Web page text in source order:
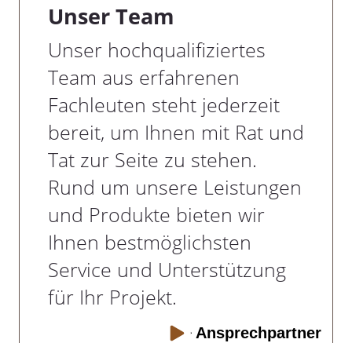
Unser Team
Unser hochqualifiziertes
Team aus erfahrenen
Fachleuten steht jederzeit
bereit, um Ihnen mit Rat und
Tat zur Seite zu stehen.
Rund um unsere Leistungen
und Produkte bieten wir
Ihnen bestmöglichsten
Service und Unterstützung
für Ihr Projekt.
Ansprechpartner